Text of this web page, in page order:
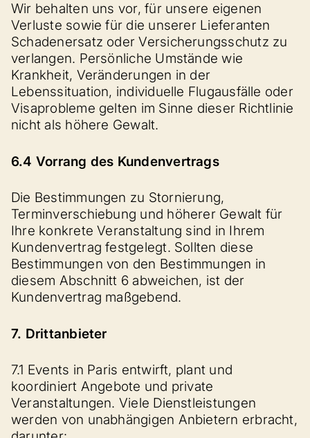
Wir behalten uns vor, für unsere eigenen
Verluste sowie für die unserer Lieferanten
Schadenersatz oder Versicherungsschutz zu
verlangen. Persönliche Umstände wie
Krankheit, Veränderungen in der
Lebenssituation, individuelle Flugausfälle oder
Visaprobleme gelten im Sinne dieser Richtlinie
nicht als höhere Gewalt.
6.4 Vorrang des Kundenvertrags
Die Bestimmungen zu Stornierung,
Terminverschiebung und höherer Gewalt für
Ihre konkrete Veranstaltung sind in Ihrem
Kundenvertrag festgelegt. Sollten diese
Bestimmungen von den Bestimmungen in
diesem Abschnitt 6 abweichen, ist der
Kundenvertrag maßgebend.
7. Drittanbieter
7.1 Events in Paris entwirft, plant und
koordiniert Angebote und private
Veranstaltungen. Viele Dienstleistungen
werden von unabhängigen Anbietern erbracht,